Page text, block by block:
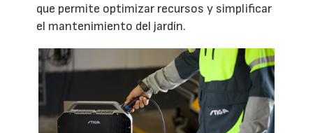
que permite optimizar recursos y simplificar
el mantenimiento del jardín.